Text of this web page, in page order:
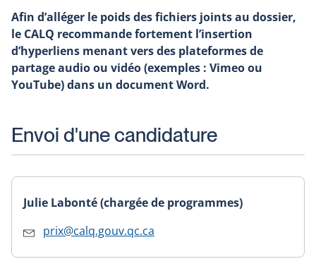
Afin d’alléger le poids des fichiers joints au dossier,
le CALQ recommande fortement l’insertion
d’hyperliens menant vers des plateformes de
partage audio ou vidéo (exemples : Vimeo ou
YouTube) dans un document Word.
Envoi d'une candidature
Julie Labonté (chargée de programmes)
prix@calq.gouv.qc.ca